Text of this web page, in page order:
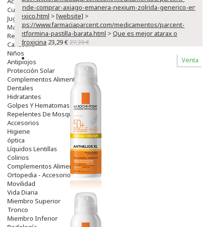
Cuidados Especiales
Juguetes
Mama
Regalos
Canastilla
Niños
Antipiojos
Protección Solar
Complementos Alimentarios
Dentales
Hidratantes
Golpes Y Hematomas
Repelentes De Mosquitos
Accesorios
Higiene
óptica
Líquidos Lentillas
Colirios
Complementos Alimentarios.
Ortopedia - Accesorios
Movilidad
Vida Diaria
Miembro Superior
Tronco
Miembro Inferior
donde-comprar-axiago-emanera-nexium-zolrida-generico-en-
mexico.html > [website] >
https://www.farmaciaparcent.com/medicamentos/parcent-
metformina-pastilla-barata.html > Que es mejor atarax o
hidroxicina 23,29 €27,39 €
Venta